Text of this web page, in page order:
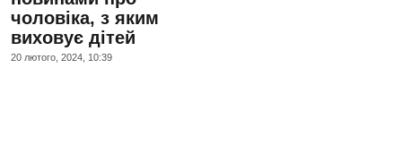
чоловіка, з яким
виховує дітей
20 лютого, 2024, 10:39